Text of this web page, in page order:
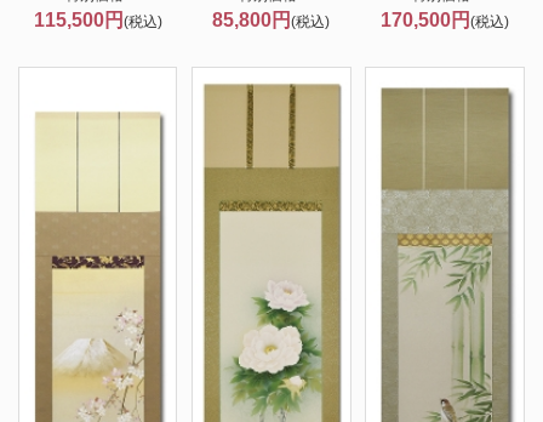
115,500円 (税込) 85,800円(税込) 170,500円(税込)